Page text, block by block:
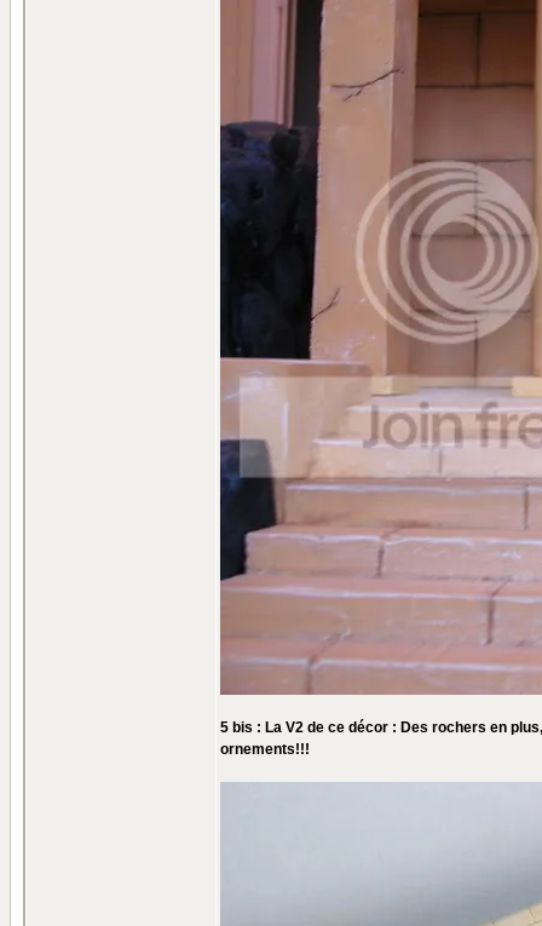
5 bis : La V2 de ce décor : Des rochers en
ornements!!!